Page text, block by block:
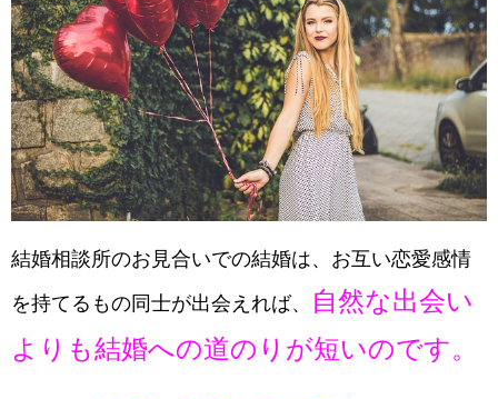
結婚相談所のお見合いでの結婚は、お互い恋愛感情
を持てるもの同士が出会えれば、
自然な出会い
よりも結婚への道のりが短いのです。